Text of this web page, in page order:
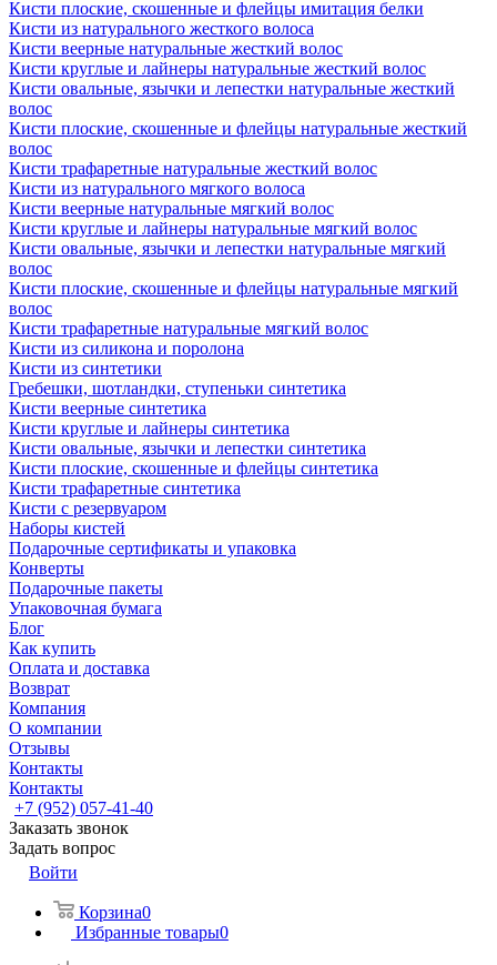
Кисти плоские, скошенные и флейцы имитация белки
Кисти из натурального жесткого волоса
Кисти веерные натуральные жесткий волос
Кисти круглые и лайнеры натуральные жесткий волос
Кисти овальные, язычки и лепестки натуральные жесткий
волос
Кисти плоские, скошенные и флейцы натуральные жесткий
волос
Кисти трафаретные натуральные жесткий волос
Кисти из натурального мягкого волоса
Кисти веерные натуральные мягкий волос
Кисти круглые и лайнеры натуральные мягкий волос
Кисти овальные, язычки и лепестки натуральные мягкий
волос
Кисти плоские, скошенные и флейцы натуральные мягкий
волос
Кисти трафаретные натуральные мягкий волос
Кисти из силикона и поролона
Кисти из синтетики
Гребешки, шотландки, ступеньки синтетика
Кисти веерные синтетика
Кисти круглые и лайнеры синтетика
Кисти овальные, язычки и лепестки синтетика
Кисти плоские, скошенные и флейцы синтетика
Кисти трафаретные синтетика
Кисти с резервуаром
Наборы кистей
Подарочные сертификаты и упаковка
Конверты
Подарочные пакеты
Упаковочная бумага
Блог
Как купить
Оплата и доставка
Возврат
Компания
О компании
Отзывы
Контакты
Контакты
+7 (952) 057-41-40
Заказать звонок
Задать вопрос
Войти
Корзина0
Избранные товары0